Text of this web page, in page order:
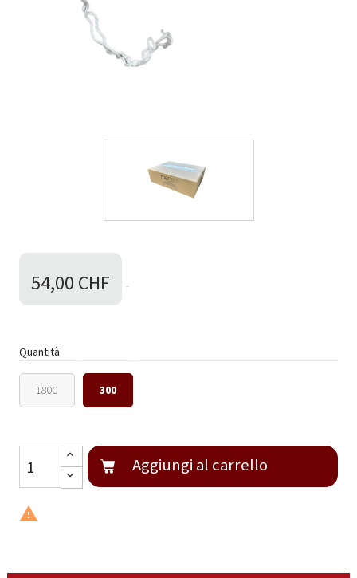
54,00 CHF
Quantità
1800 300
Aggiungi al carrello
